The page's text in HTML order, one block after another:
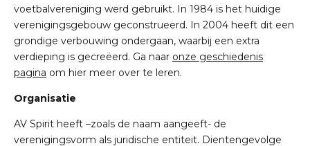
voetbalvereniging werd gebruikt. In 1984 is het huidige
verenigingsgebouw geconstrueerd. In 2004 heeft dit een
grondige verbouwing ondergaan, waarbij een extra
verdieping is gecreëerd. Ga naar onze geschiedenis
pagina om hier meer over te leren.
Organisatie
AV Spirit heeft –zoals de naam aangeeft- de
verenigingsvorm als juridische entiteit. Dientengevolge